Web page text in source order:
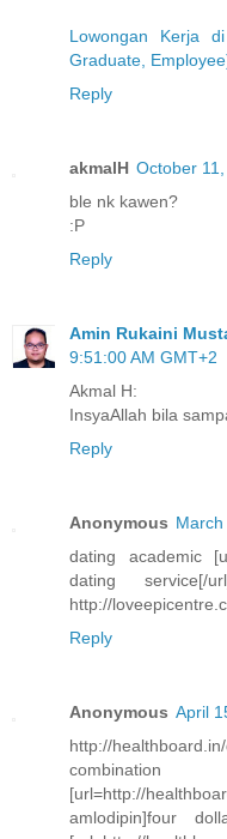
Lowongan Kerja
Graduate,
Reply
akmalH October
ble nk kawen?
:P
Reply
Amin Rukaini
9:51:00 AM GMT+2
Akmal H:
InsyaAllah bila
Reply
Anonymous
dating academic
dating
http://
Reply
Anonymous April
http://
combination
[url=http://
amlodipin]four